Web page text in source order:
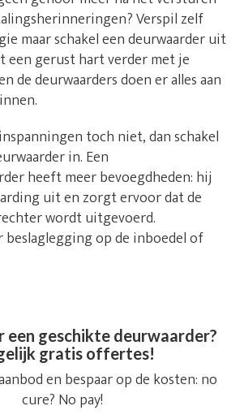
Verspil zelf
maar schakel een deurwaarder uit
een gerust hart verder met je
de deurwaarders doen er alles aan
toch niet, dan schakel
in. Een
heeft meer bevoegdheden: hij
uit en zorgt ervoor dat de
wordt uitgevoerd.
op de inboedel of
een geschikte deurwaarder?
gratis offertes!
en bespaar op de kosten: no
cure? No pay!